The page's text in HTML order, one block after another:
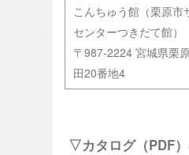
こんちゅう館（栗原市
センターつきだて館）
〒987-2224 宮城県栗
田20番地4
▽カタログ（PDF